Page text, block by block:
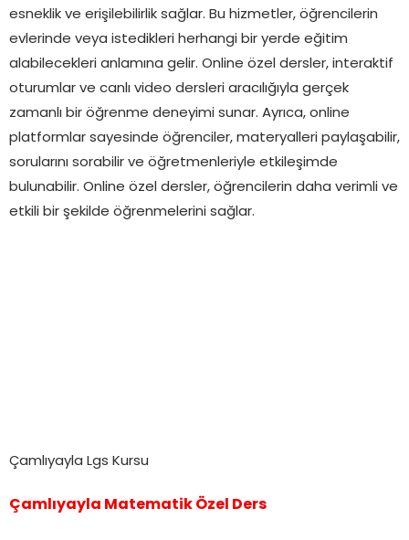
esneklik ve erişilebilirlik sağlar. Bu hizmetler, öğrencilerin
evlerinde veya istedikleri herhangi bir yerde eğitim
alabilecekleri anlamına gelir. Online özel dersler, interaktif
oturumlar ve canlı video dersleri aracılığıyla gerçek
zamanlı bir öğrenme deneyimi sunar. Ayrıca, online
platformlar sayesinde öğrenciler, materyalleri paylaşabilir,
sorularını sorabilir ve öğretmenleriyle etkileşimde
bulunabilir. Online özel dersler, öğrencilerin daha verimli ve
etkili bir şekilde öğrenmelerini sağlar.
Çamlıyayla Lgs Kursu
Çamlıyayla Matematik Özel Ders